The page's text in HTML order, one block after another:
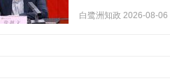
白鹭洲知政 2026-08-06